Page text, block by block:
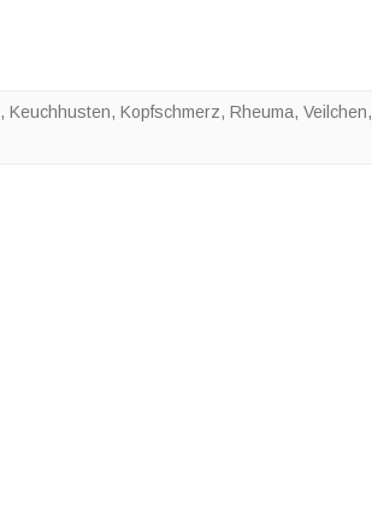
, Keuchhusten, Kopfschmerz, Rheuma, Veilchen,